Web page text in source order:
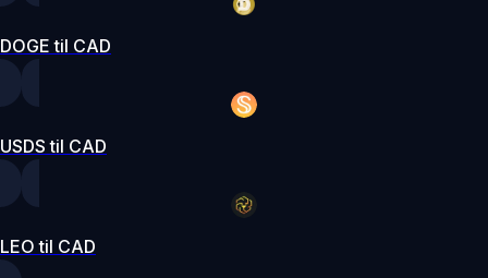
DOGE til CAD
USDS til CAD
LEO til CAD